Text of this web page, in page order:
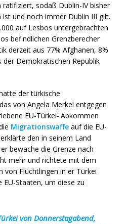
sodaß Dublin-IV bisher
und noch immer Dublin III gilt.
auf Lesbos untergebrachten
befindlichen Grenzberecher
derzeit aus 77% Afghanen, 8%
der Demokratischen Republik
der türkische
von Angela Merkel entgegen
EU-Türkei-.Abkommen
Migrationswaffe auf die EU-
den in seinem Land
bewache die Grenze nach
mehr und richtete mit dem
von Flüchtlingen in er Türkei
Staaten, um diese zu
von Donnerstagabend,